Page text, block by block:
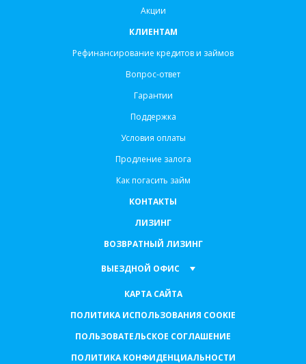
Акции
КЛИЕНТАМ
Рефинансирование кредитов и займов
Вопрос-ответ
Гарантии
Поддержка
Условия оплаты
Продление залога
Как погасить займ
КОНТАКТЫ
ЛИЗИНГ
ВОЗВРАТНЫЙ ЛИЗИНГ
ВЫЕЗДНОЙ ОФИС
КАРТА САЙТА
ПОЛИТИКА ИСПОЛЬЗОВАНИЯ COOKIE
ПОЛЬЗОВАТЕЛЬСКОЕ СОГЛАШЕНИЕ
ПОЛИТИКА КОНФИДЕНЦИАЛЬНОСТИ